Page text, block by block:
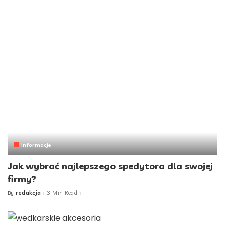
Informacje
Jak wybrać najlepszego spedytora dla swojej
firmy?
Posted
By redakcja 3 Min Read